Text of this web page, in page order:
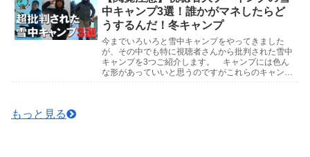
中キャンプ3選！誰かがマネしたらど
うするんだ！冬キャンプ
今までいろいろと雪中キャンプをやってきました
が、その中でも特に視聴者さんから批判された雪中
キャンプを3つご紹介します。 キャンプには色ん
な形があっていいと思うのですがこれらのキャンプ
もっと見る